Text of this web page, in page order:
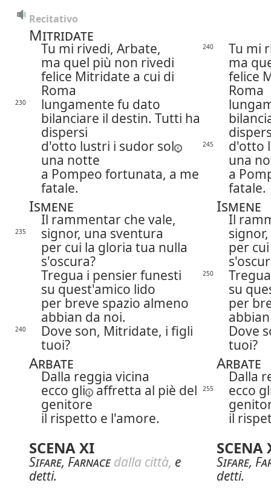
Recitativo
Mitridate
Tu mi rivedi, Arbate, 240
Tu mi
ma quel più non rivedi
ma
felice Mitridate a cui di
Roma
felice
Roma
230 lungamente fu dato
bilanciare il destin. Tutti ha
dispersi
d'otto lustri i sudor sol
una notte
245
d'otto
una
a Pompeo fortunata, a me
fatale.
a
fatale.
Ismene Ismene
Il rammentar che vale, Il
235 signor, una sventura
per cui la gloria tua nulla
s'oscura?
per
Tregua i pensier funesti
250
su quest'amico lido
su
per breve spazio almeno
abbian da noi.
per
240
Dove son, Mitridate, i figli
tuoi?
Dove
tuoi?
Arbate Arbate
Dalla reggia vicina
Dalla
ecco gli
affretta al piè del
genitore
255 ecco
il rispetto e l'amore.
il
SCENA XI SCENA
Sifare, Farnacedalla città, e
detti.
Sifare,
detti.